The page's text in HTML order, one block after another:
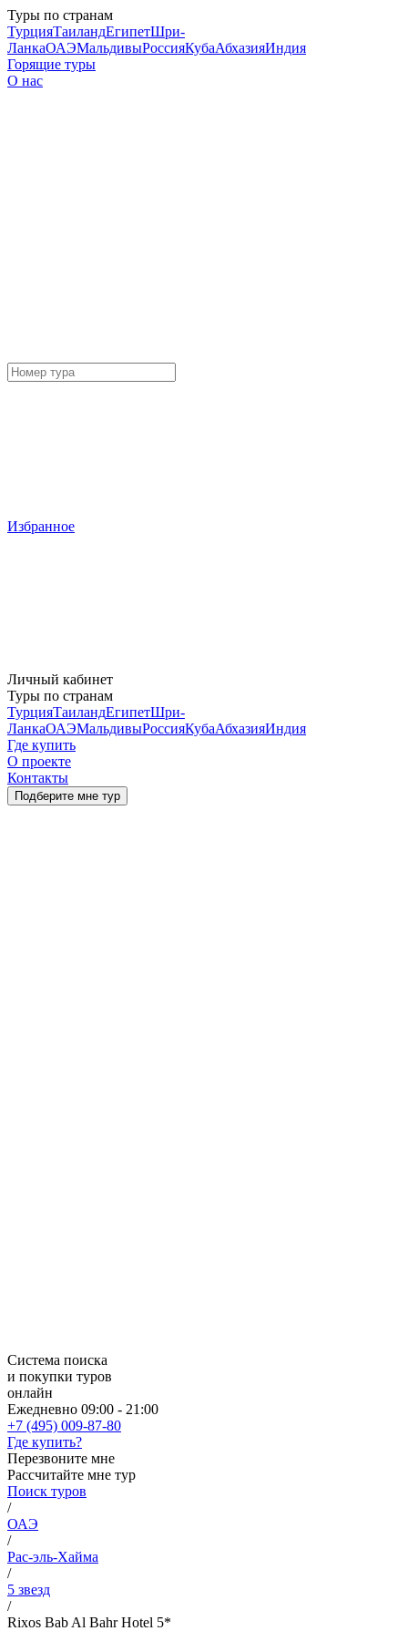
Туры по странам
ТурцияТаиландЕгипетШри-
ЛанкаОАЭМальдивыРоссияКубаАбхазияИндия
Горящие туры
О нас
Избранное
Личный кабинет
Туры по странам
ТурцияТаиландЕгипетШри-
ЛанкаОАЭМальдивыРоссияКубаАбхазияИндия
Где купить
О проекте
Контакты
Подберите мне тур
Система поиска
и покупки туров
онлайн
Ежедневно 09:00 - 21:00
+7 (495) 009-87-80
Где купить?
Перезвоните мне
Рассчитайте мне тур
Поиск туров
/
ОАЭ
/
Рас-эль-Хайма
/
5 звезд
/
Rixos Bab Al Bahr Hotel 5*